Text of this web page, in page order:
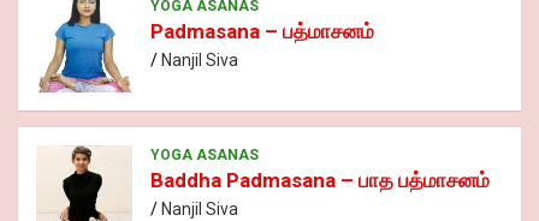
YOGA ASANAS
Padmasana – பத்மாசனம்
Nanjil Siva
YOGA ASANAS
Baddha Padmasana – பாத பத்மாசனம்
Nanjil Siva